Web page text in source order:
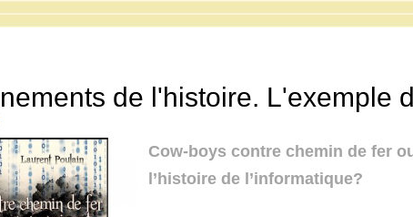
de l'histoire. L'exemple
Cow-boys contre chemin de fer
l’histoire de l’informatique?